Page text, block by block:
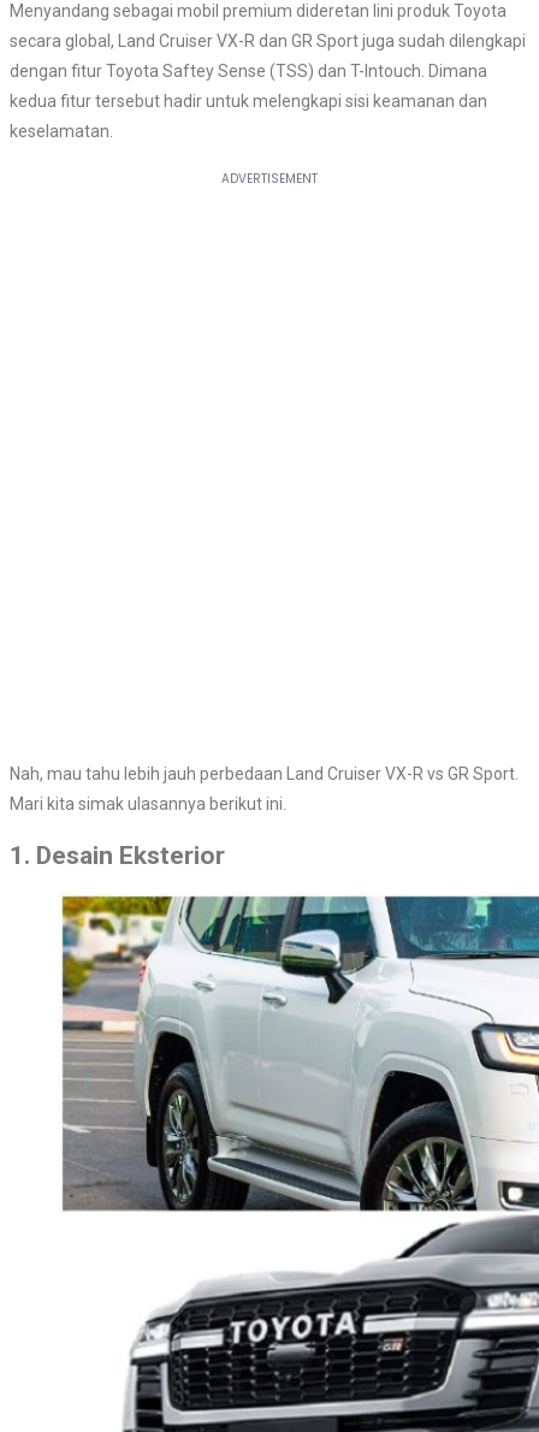
Menyandang sebagai mobil premium dideretan lini produk Toyota
secara global, Land Cruiser VX-R dan GR Sport juga sudah dilengkapi
dengan fitur Toyota Saftey Sense (TSS) dan T-Intouch. Dimana
kedua fitur tersebut hadir untuk melengkapi sisi keamanan dan
keselamatan.
Nah, mau tahu lebih jauh perbedaan Land Cruiser VX-R vs GR Sport.
Mari kita simak ulasannya berikut ini.
1. Desain Eksterior